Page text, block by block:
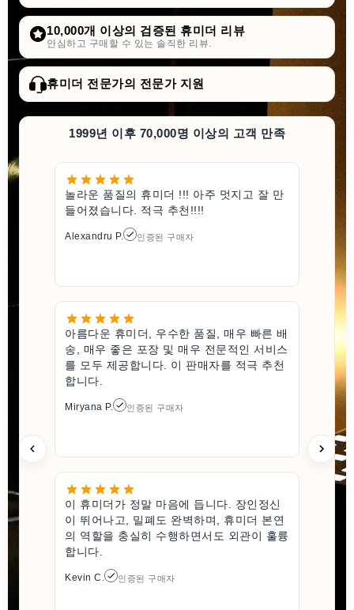
10,000개 이상의 검증된 휴미더 리뷰
안심하고 구매할 수 있는 솔직한 리뷰.
휴미더 전문가의 전문가 지원
1999년 이후 70,000명 이상의 고객 만족
놀라운 품질의 휴미더 !!! 아주 멋지고 잘 만
들어졌습니다. 적극 추천!!!!
Alexandru P. 인증된 구매자
아름다운 휴미더, 우수한 품질, 매우 빠른 배
송, 매우 좋은 포장 및 매우 전문적인 서비스
를 모두 제공합니다. 이 판매자를 적극 추천
합니다.
Miryana P. 인증된 구매자
이 휴미더가 정말 마음에 듭니다. 장인정신
이 뛰어나고, 밀폐도 완벽하며, 휴미더 본연
의 역할을 충실히 수행하면서도 외관이 훌륭
합니다.
Kevin C. 인증된 구매자